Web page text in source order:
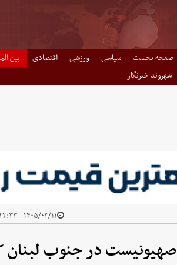
صفحه نخست سیاسی ورزشی اقتصادی بین
شهروند خبرنگار
۱۴۰۵/۰۳/۱۱ - ۲۳:۳۳
در جنوب